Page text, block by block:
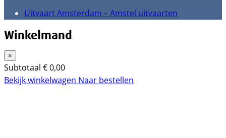
Uitvaart Amsterdam – Amstel uitvaarten
Winkelmand
×
Subtotaal €0,00
Bekijk winkelwagen Naar bestellen